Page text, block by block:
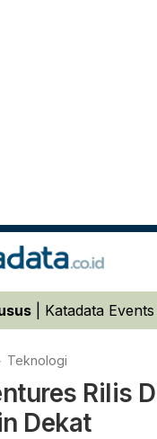
Katadata
Teknologi
Rilis
Dekat